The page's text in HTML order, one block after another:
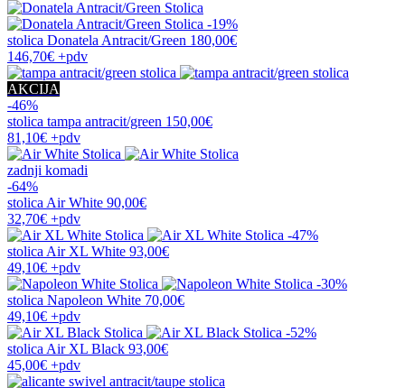
-19%
stolica Donatela Antracit/Green 180,00€
146,70€ +pdv
AKCIJA
-46%
stolica tampa antracit/green 150,00€
81,10€ +pdv
zadnji komadi
-64%
stolica Air White 90,00€
32,70€ +pdv
-47%
stolica Air XL White 93,00€
49,10€ +pdv
-30%
stolica Napoleon White 70,00€
49,10€ +pdv
-52%
stolica Air XL Black 93,00€
45,00€ +pdv